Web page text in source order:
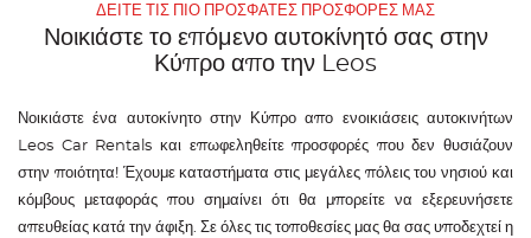
ΔΕΊΤΕ ΤΙΣ ΠΙΟ ΠΡΌΣΦΑΤΕΣ ΠΡΟΣΦΟΡΈΣ ΜΑΣ
Νοικιάστε το επόμενο αυτοκίνητό σας στην
Κύπρο απο την Leos
Νοικιάστε ένα αυτοκίνητο στην Κύπρο απο ενοικιάσεις αυτοκινήτων
Leos Car Rentals και επωφεληθείτε προσφορές που δεν θυσιάζουν
στην ποιότητα! Έχουμε καταστήματα στις μεγάλες πόλεις του νησιού και
κόμβους μεταφοράς που σημαίνει ότι θα μπορείτε να εξερευνήσετε
απευθείας κατά την άφιξη. Σε όλες τις τοποθεσίες μας θα σας υποδεχτεί η